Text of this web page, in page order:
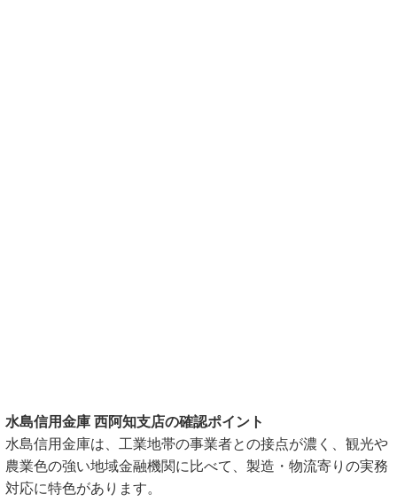
水島信用金庫 西阿知支店の確認ポイント
水島信用金庫は、工業地帯の事業者との接点が濃く、観光や
農業色の強い地域金融機関に比べて、製造・物流寄りの実務
対応に特色があります。